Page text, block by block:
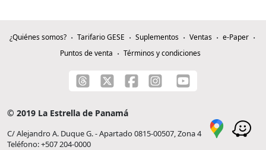
¿Quiénes somos? Tarifario GESE Suplementos Ventas
e-Paper
Puntos de venta
Términos y condiciones
© 2019 La Estrella de Panamá
C/ Alejandro A. Duque G. - Apartado 0815-00507, Zona 4
Teléfono: +507 204-0000